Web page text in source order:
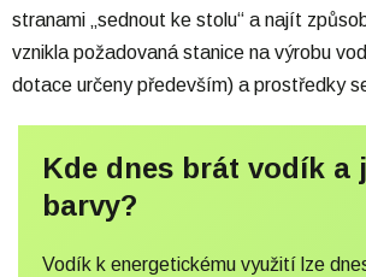
stranami „sednout ke stolu“ a najít
vznikla požadovaná stanice na výrobu
dotace určeny především) a prostředky
Kde dnes brát vodík a
barvy?
Vodík k energetickému využití lze